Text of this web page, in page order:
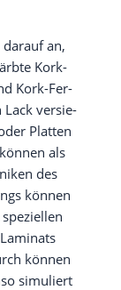
an,
Kork­
Kork-Fer­
Lack ver­sie­
Plat­ten
als
des
kön­nen
kön­nen
simu­liert